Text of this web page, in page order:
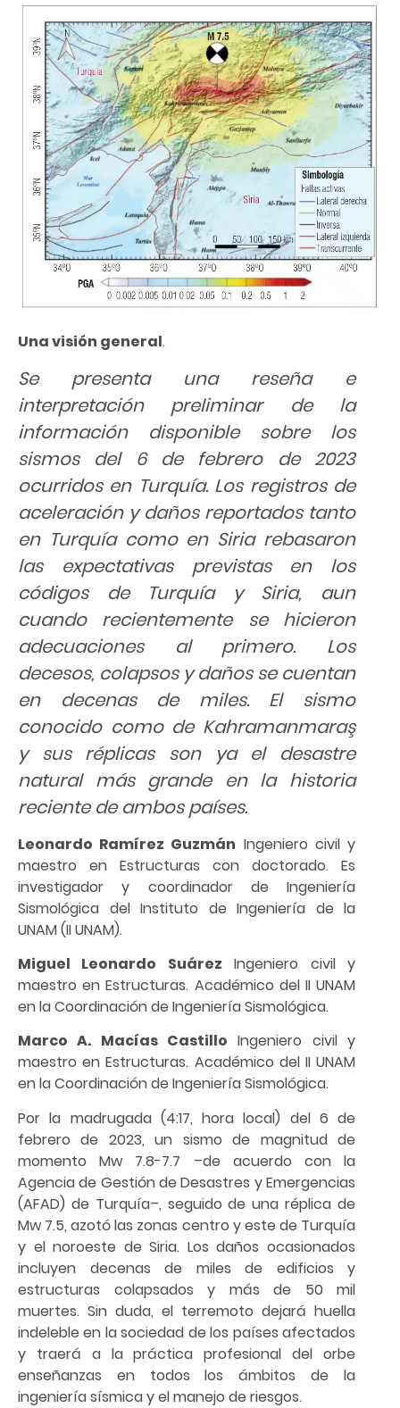
Una visión general.
Se presenta una reseña e
interpretación preliminar de la
información disponible sobre los
sismos del 6 de febrero de 2023
ocurridos en Turquía. Los registros de
aceleración y daños reportados tanto
en Turquía como en Siria rebasaron
las expectativas previstas en los
códigos de Turquía y Siria, aun
cuando recientemente se hicieron
adecuaciones al primero. Los
decesos, colapsos y daños se cuentan
en decenas de miles. El sismo
conocido como de Kahramanmaraş
y sus réplicas son ya el desastre
natural más grande en la historia
reciente de ambos países.
Leonardo Ramírez Guzmán Ingeniero civil y
maestro en Estructuras con doctorado. Es
investigador y coordinador de Ingeniería
Sismológica del Instituto de Ingeniería de la
UNAM (II UNAM).
Miguel Leonardo Suárez Ingeniero civil y
maestro en Estructuras. Académico del II UNAM
en la Coordinación de Ingeniería Sismológica.
Marco A. Macías Castillo Ingeniero civil y
maestro en Estructuras. Académico del II UNAM
en la Coordinación de Ingeniería Sismológica.
Por la madrugada (4:17, hora local) del 6 de
febrero de 2023, un sismo de magnitud de
momento Mw 7.8-7.7 –de acuerdo con la
Agencia de Gestión de Desastres y Emergencias
(AFAD) de Turquía–, seguido de una réplica de
Mw 7.5, azotó las zonas centro y este de Turquía
y el noroeste de Siria. Los daños ocasionados
incluyen decenas de miles de edificios y
estructuras colapsados y más de 50 mil
muertes. Sin duda, el terremoto dejará huella
indeleble en la sociedad de los países afectados
y traerá a la práctica profesional del orbe
enseñanzas en todos los ámbitos de la
ingeniería sísmica y el manejo de riesgos.